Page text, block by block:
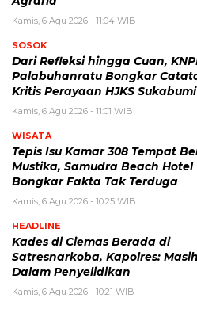
Kamis, 6 Agu 2026 - 11:04 WIB
SOSOK
Dari Refleksi hingga Cuan,
Palabuhanratu Bongkar
Kritis Perayaan HJKS Sukabumi
Kamis, 6 Agu 2026 - 11:01 WIB
WISATA
Tepis Isu Kamar 308 Tempat
Mustika, Samudra Beach Hotel
Bongkar Fakta Tak Terduga
Kamis, 6 Agu 2026 - 10:25 WIB
HEADLINE
Kades di Ciemas Berada di
Satresnarkoba, Kapolres: Masih
Dalam Penyelidikan
Kamis, 6 Agu 2026 - 10:21 WIB